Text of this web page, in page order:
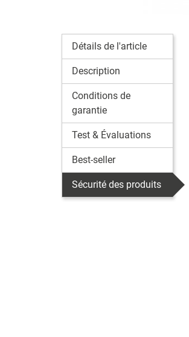
Détails de l'article
Description
Conditions de
garantie
Test & Évaluations
Best-seller
Sécurité des produits